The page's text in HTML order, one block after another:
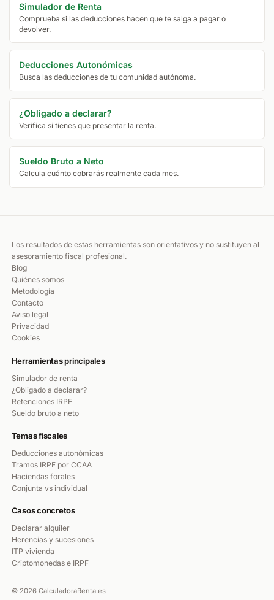
Simulador de Renta
Comprueba si las deducciones hacen que te salga a pagar o
devolver.
Deducciones Autonómicas
Busca las deducciones de tu comunidad autónoma.
¿Obligado a declarar?
Verifica si tienes que presentar la renta.
Sueldo Bruto a Neto
Calcula cuánto cobrarás realmente cada mes.
Los resultados de estas herramientas son orientativos y no sustituyen al
asesoramiento fiscal profesional.
Blog
Quiénes somos
Metodología
Contacto
Aviso legal
Privacidad
Cookies
Herramientas principales
Simulador de renta
¿Obligado a declarar?
Retenciones IRPF
Sueldo bruto a neto
Temas fiscales
Deducciones autonómicas
Tramos IRPF por CCAA
Haciendas forales
Conjunta vs individual
Casos concretos
Declarar alquiler
Herencias y sucesiones
ITP vivienda
Criptomonedas e IRPF
© 2026 CalculadoraRenta.es